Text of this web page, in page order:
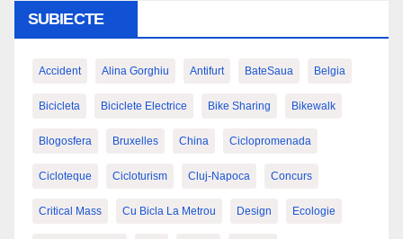
SUBIECTE
Accident Alina Gorghiu Antifurt BateSaua Belgia
Bicicleta Biciclete Electrice Bike Sharing Bikewalk
Blogosfera Bruxelles China Ciclopromenada
Cicloteque Cicloturism Cluj-Napoca Concurs
Critical Mass Cu Bicla La Metrou Design Ecologie